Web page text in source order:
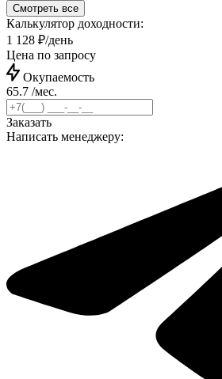
Смотреть все
Калькулятор доходности:
1 128 ₽/день
Цена по запросу
Окупаемость
65.7 /мес.
Заказать
Написать менеджеру: